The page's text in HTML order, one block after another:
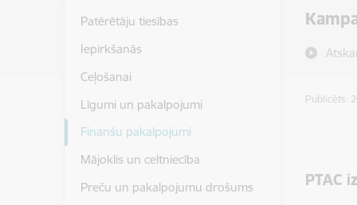
Patērētāju tiesības
Iepirkšanās
Ceļošanai
Līgumi un pakalpojumi
Finanšu pakalpojumi
Mājoklis un celtniecība
Preču un pakalpojumu drošums
Publicēts:
PTAC